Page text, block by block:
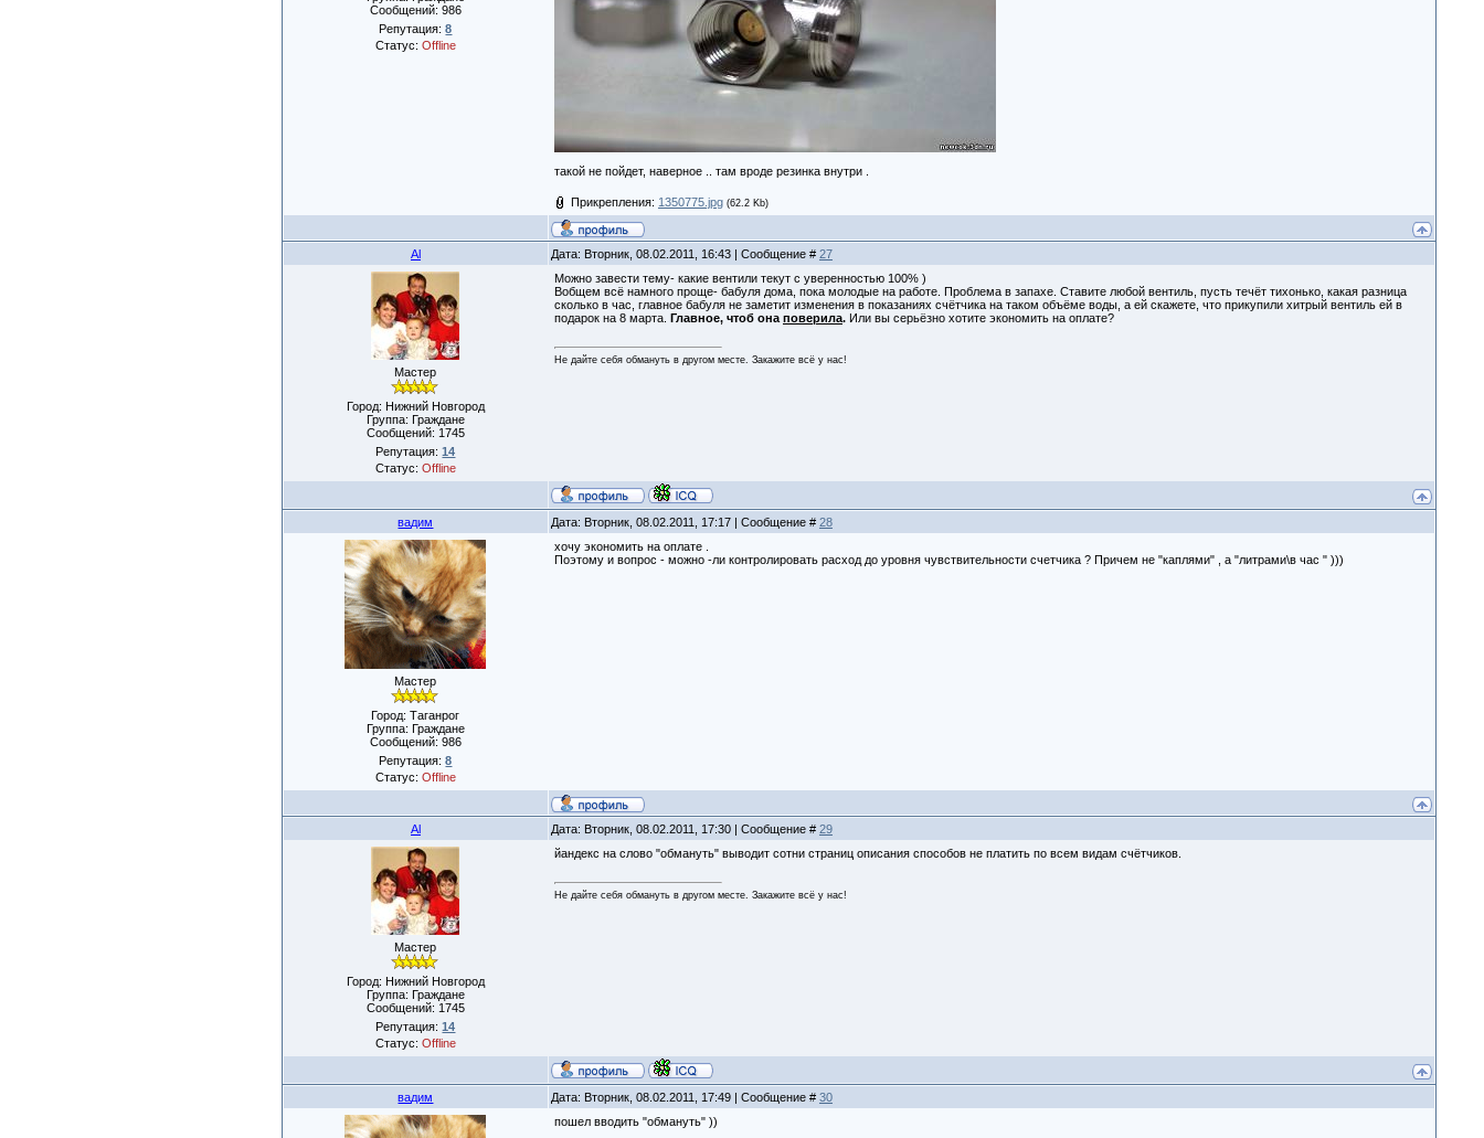
Сообщений: 986
Репутация:8
Статус: Offline
такой не пойдет, наверное .. там вроде резинка внутри .
Прикрепления: 1350775.jpg (62.2 Kb)
Al Дата: Вторник, 08.02.2011, 16:43 | Сообщение # 27
Мастер
Город: Нижний Новгород
Группа: Граждане
Сообщений: 1745
Репутация:14
Статус: Offline
Можно завести тему- какие вентили текут с уверенностью 100% )
Вобщем всё намного проще- бабуля дома, пока молодые на работе. Проблема в запахе. Ставите любой вентиль, пусть течёт тихонько, какая разница
сколько в час, главное бабуля не заметит изменения в показаниях счётчика на таком объёме воды, а ей скажете, что прикупили хитрый вентиль ей в
подарок на 8 марта. Главное, чтоб она поверила. Или вы серьёзно хотите экономить на оплате?
Не дайте себя обмануть в другом месте. Закажите всё у нас!
вадим Дата: Вторник, 08.02.2011, 17:17 | Сообщение # 28
Мастер
Город: Таганрог
Группа: Граждане
Сообщений: 986
Репутация:8
Статус: Offline
хочу экономить на оплате .
Поэтому и вопрос - можно -ли контролировать расход до уровня чувствительности счетчика ? Причем не "каплями" , а "литрами\в час " )))
Al Дата: Вторник, 08.02.2011, 17:30 | Сообщение # 29
Мастер
Город: Нижний Новгород
Группа: Граждане
Сообщений: 1745
Репутация:14
Статус: Offline
йандекс на слово "обмануть" выводит сотни страниц описания способов не платить по всем видам счётчиков.
Не дайте себя обмануть в другом месте. Закажите всё у нас!
вадим Дата: Вторник, 08.02.2011, 17:49 | Сообщение # 30
пошел вводить "обмануть" ))